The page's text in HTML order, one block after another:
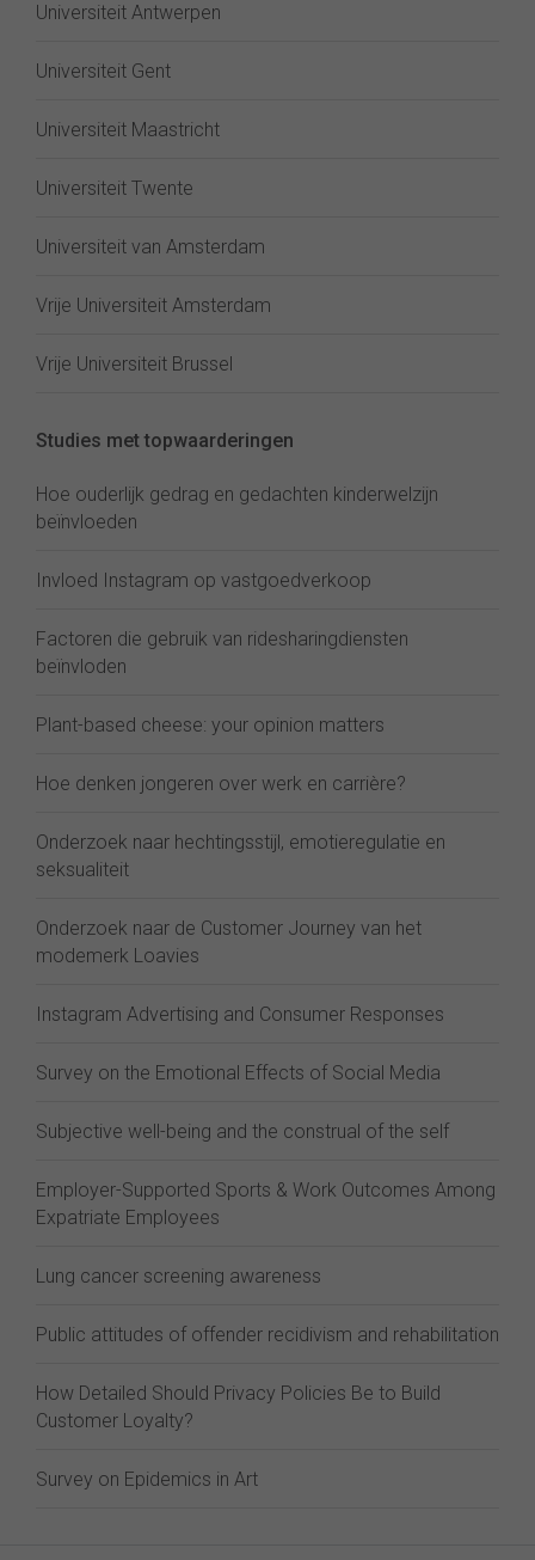
Universiteit Antwerpen
Universiteit Gent
Universiteit Maastricht
Universiteit Twente
Universiteit van Amsterdam
Vrije Universiteit Amsterdam
Vrije Universiteit Brussel
Studies met topwaarderingen
Hoe ouderlijk gedrag en gedachten kinderwelzijn
beïnvloeden
Invloed Instagram op vastgoedverkoop
Factoren die gebruik van ridesharingdiensten
beïnvloden
Plant-based cheese: your opinion matters
Hoe denken jongeren over werk en carrière?
Onderzoek naar hechtingsstijl, emotieregulatie en
seksualiteit
Onderzoek naar de Customer Journey van het
modemerk Loavies
Instagram Advertising and Consumer Responses
Survey on the Emotional Effects of Social Media
Subjective well-being and the construal of the self
Employer-Supported Sports & Work Outcomes Among
Expatriate Employees
Lung cancer screening awareness
Public attitudes of offender recidivism and rehabilitation
How Detailed Should Privacy Policies Be to Build
Customer Loyalty?
Survey on Epidemics in Art